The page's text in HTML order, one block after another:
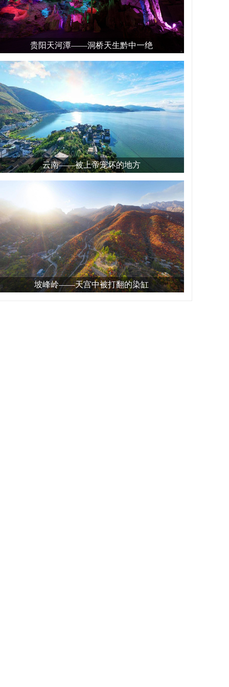
贵阳天河潭——洞桥天生黔中一绝
云南——被上帝宠坏的地方
坡峰岭——天宫中被打翻的染缸